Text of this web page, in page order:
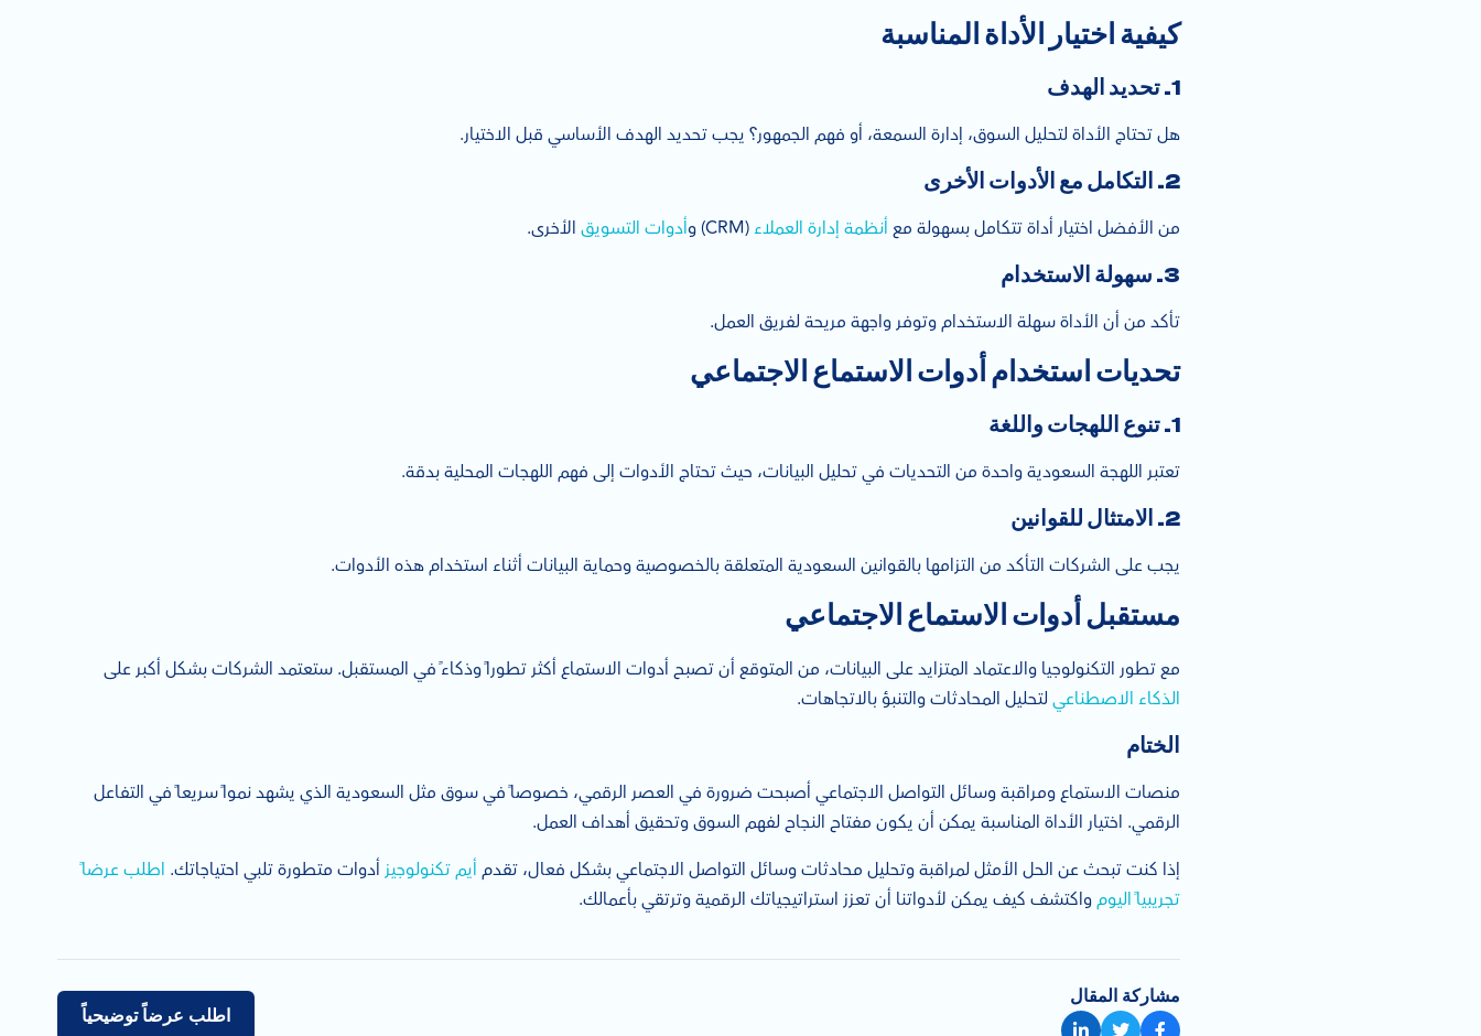
كيفية اختيار الأداة المناسبة
1. تحديد الهدف
هل تحتاج الأداة لتحليل السوق، إدارة السمعة، أو فهم الجمهور؟ يجب تحديد الهدف الأساسي قبل الاختيار.
2. التكامل مع الأدوات الأخرى
من الأفضل اختيار أداة تتكامل بسهولة معأنظمة إدارة العملاء(CRM) و أدوات التسويق الأخرى.
3. سهولة الاستخدام
تأكد من أن الأداة سهلة الاستخدام وتوفر واجهة مريحة لفريق العمل.
تحديات استخدام أدوات الاستماع الاجتماعي
1. تنوع اللهجات واللغة
تعتبر اللهجة السعودية واحدة من التحديات في تحليل البيانات، حيث تحتاج الأدوات إلى فهم اللهجات المحلية بدقة.
2. الامتثال للقوانين
يجب على الشركات التأكد من التزامها بالقوانين السعودية المتعلقة بالخصوصية وحماية البيانات أثناء استخدام هذه الأدوات.
مستقبل أدوات الاستماع الاجتماعي
مع تطور التكنولوجيا والاعتماد المتزايد على البيانات، من المتوقع أن تصبح أدوات الاستماع أكثر تطوراً وذكاءً في المستقبل. ستعتمد الشركات بشكل أكبر على
الذكاء الاصطناعي لتحليل المحادثات والتنبؤ بالاتجاهات.
الختام
منصات الاستماع ومراقبة وسائل التواصل الاجتماعي أصبحت ضرورة في العصر الرقمي، خصوصاً في سوق مثل السعودية الذي يشهد نمواً سريعاً في التفاعل
الرقمي. اختيار الأداة المناسبة يمكن أن يكون مفتاح النجاح لفهم السوق وتحقيق أهداف العمل.
إذا كنت تبحث عن الحل الأمثل لمراقبة وتحليل محادثات وسائل التواصل الاجتماعي بشكل فعال، تقدمأيم تكنولوجيزأدوات متطورة تلبي احتياجاتك. اطلب عرضاً
تجريبياً اليومواكتشف كيف يمكن لأدواتنا أن تعزز استراتيجياتك الرقمية وترتقي بأعمالك.
مشاركة المقال
اطلب عرضاً توضيحياً